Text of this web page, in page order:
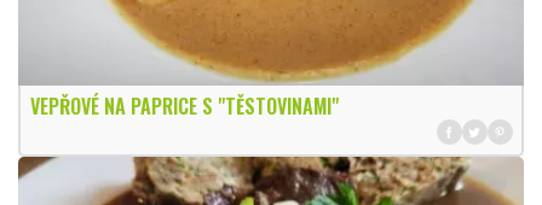
VEPŘOVÉ NA PAPRICE S "TĚSTOVINAMI"